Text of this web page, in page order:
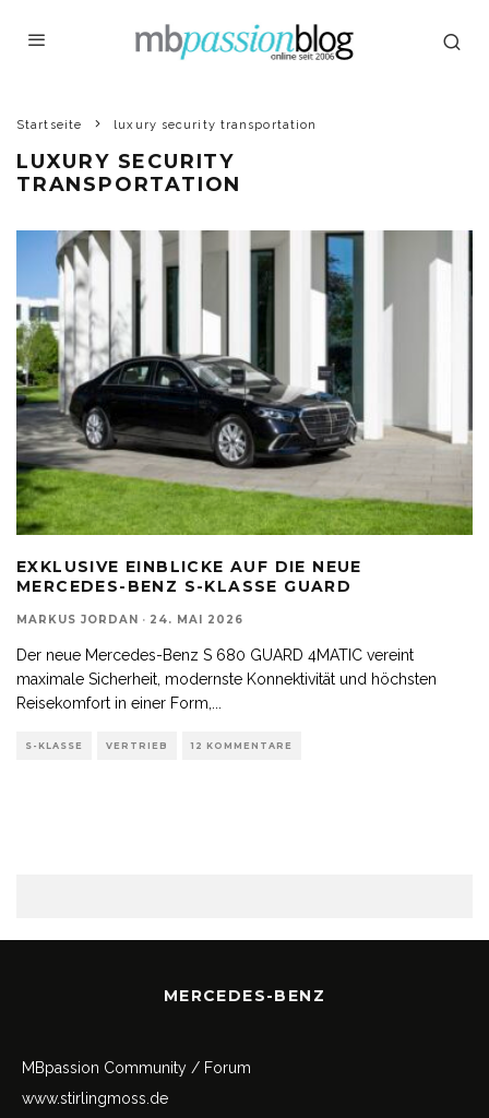
Startseite luxury security transportation
LUXURY SECURITY
TRANSPORTATION
EXKLUSIVE EINBLICKE AUF DIE NEUE
MERCEDES-BENZ S-KLASSE GUARD
MARKUS JORDAN · 24. MAI 2026
Der neue Mercedes-Benz S 680 GUARD 4MATIC vereint
maximale Sicherheit, modernste Konnektivität und höchsten
Reisekomfort in einer Form,
S-KLASSE VERTRIEB 12 KOMMENTARE
MERCEDES-BENZ
MBpassion Community / Forum
www.stirlingmoss.de